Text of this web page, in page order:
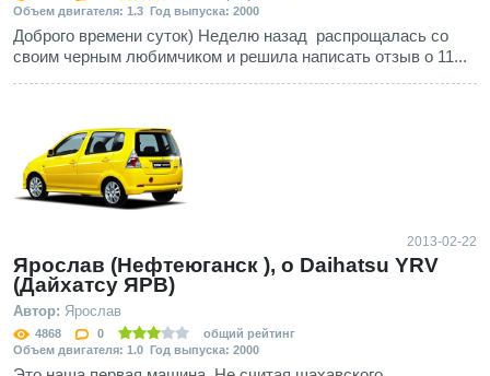
Объем двигателя: 1.3 Год выпуска: 2000
Доброго времени суток) Неделю назад распрощалась со
своим черным любимчиком и решила написать отзыв о 11...
2013-02-22
Ярослав (Нефтеюганск ), о Daihatsu YRV
(Дайхатсу ЯРВ)
Автор: Ярослав
4868 0
общий рейтинг
Объем двигателя: 1.0 Год выпуска: 2000